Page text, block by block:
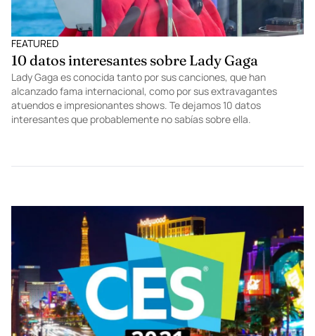
10 datos interesantes sobre Lady Gaga
Lady Gaga es conocida tanto por sus canciones, que han
alcanzado fama internacional, como por sus extravagantes
atuendos e impresionantes shows. Te dejamos 10 datos
interesantes que probablemente no sabías sobre ella.